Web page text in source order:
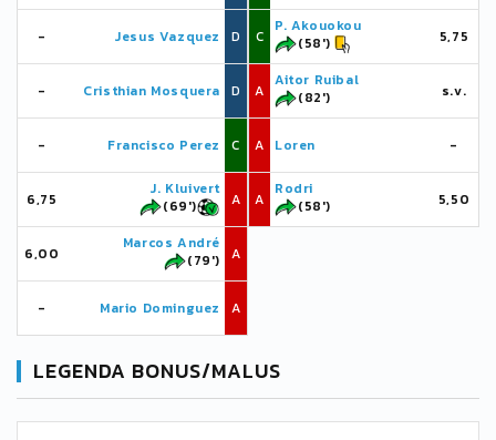
- Jesus Vazquez D
- Cristhian Mosquera D
- Francisco Perez C
6,75
J. Kluivert
(69')
A
6,00
Marcos André
(79')
A
- Mario Dominguez A
C
P. Akouokou
(58')
5,75
A
Aitor Ruibal
(82')
s.v.
A Loren -
A
Rodri
(58')
5,50
LEGENDA BONUS/MALUS